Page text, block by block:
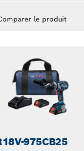
le produit
975CB25